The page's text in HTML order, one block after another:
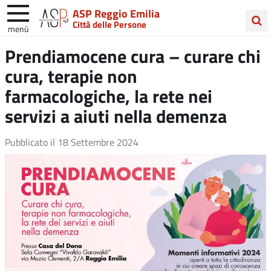
ASP Reggio Emilia
Città delle Persone
menù
nel
sito
Prendiamocene cura – curare chi
cura, terapie non
farmacologiche, la rete nei
servizi a aiuti nella demenza
Pubblicato il 18 Settembre 2024